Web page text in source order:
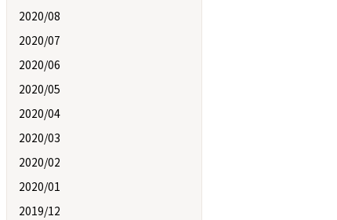
2020/08
2020/07
2020/06
2020/05
2020/04
2020/03
2020/02
2020/01
2019/12